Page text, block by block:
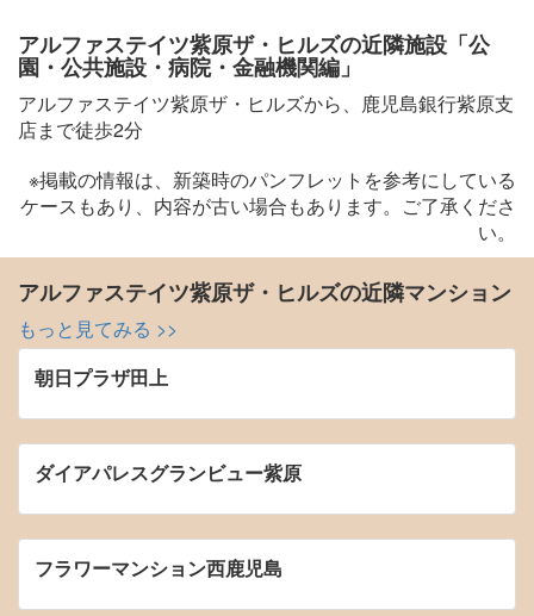
アルファステイツ紫原ザ・ヒルズの近隣施設「公
園・公共施設・病院・金融機関編」
アルファステイツ紫原ザ・ヒルズから、鹿児島銀行紫原支
店まで徒歩2分
※掲載の情報は、新築時のパンフレットを参考にしている
ケースもあり、内容が古い場合もあります。ご了承くださ
い。
アルファステイツ紫原ザ・ヒルズの近隣マンション
もっと見てみる >>
朝日プラザ田上
ダイアパレスグランビュー紫原
フラワーマンション西鹿児島